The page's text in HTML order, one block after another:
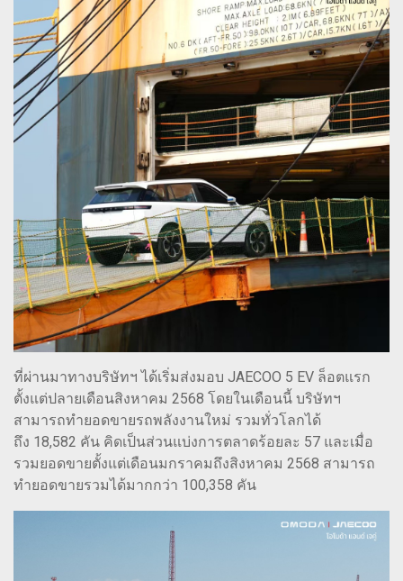
ที่ผ่านมาทางบริษัทฯ ได้เริ่มส่งมอบ JAECOO 5 EV ล็อตแรก
ตั้งแต่ปลายเดือนสิงหาคม 2568 โดยในเดือนนี้ บริษัทฯ
สามารถทำยอดขายรถพลังงานใหม่ รวมทั่วโลกได้
ถึง 18,582 คัน คิดเป็นส่วนแบ่งการตลาดร้อยละ 57 และเมื่อ
รวมยอดขายตั้งแต่เดือนมกราคมถึงสิงหาคม 2568 สามารถ
ทำยอดขายรวมได้มากกว่า 100,358 คัน